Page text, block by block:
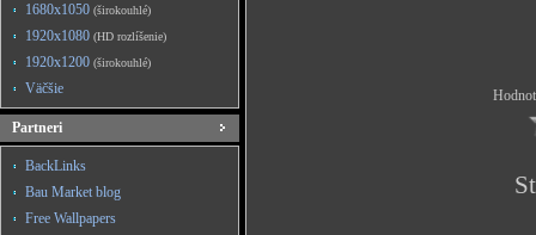
1680x1050 (širokouhlé)
1920x1080 (HD rozlíšenie)
1920x1200 (širokouhlé)
Väčšie
Partneri
BackLinks
Bau Market blog
Free Wallpapers